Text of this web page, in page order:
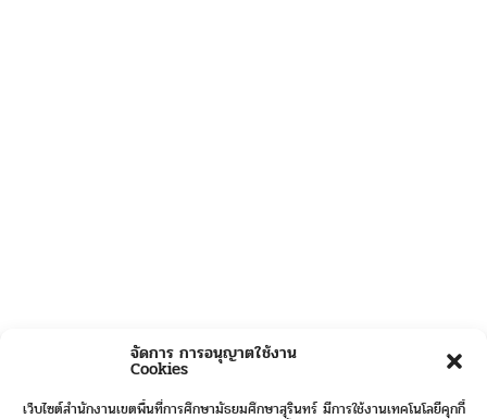
จัดการ การอนุญาตใช้งาน
Cookies
เว็บไซต์สำนักงานเขตพื้นที่การศึกษามัธยมศึกษาสุรินทร์ มีการใช้งานเทคโนโลยีคุกกี้